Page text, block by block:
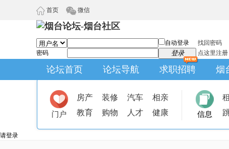
首页 微信
自动登录
找回密码
密码
登录 点这里注册
论坛首页 论坛导航 求职招聘 烟
门户
房产 装修 汽车
相亲
教育
购物 人才 健康 信息
请登录